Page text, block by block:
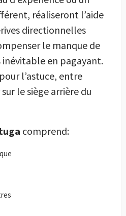
réaliseront l’aide
directionnelles
le manque de
en pagayant.
l’astuce, entre
le siège arrière du
comprend: